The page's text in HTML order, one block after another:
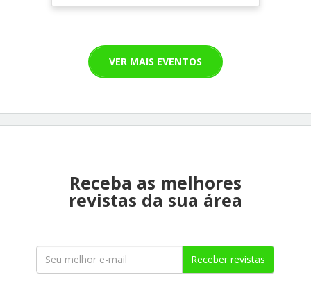
VER MAIS EVENTOS
Receba as melhores
revistas da sua área
Receber revistas